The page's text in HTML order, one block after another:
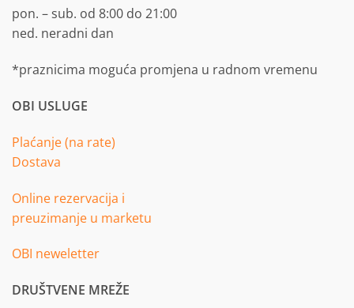
pon. – sub. od 8:00 do 21:00
ned. neradni dan
*praznicima moguća promjena u radnom vremenu
OBI USLUGE
Plaćanje (na rate)
Dostava
Online rezervacija i
preuzimanje u marketu
OBI neweletter
DRUŠTVENE MREŽE